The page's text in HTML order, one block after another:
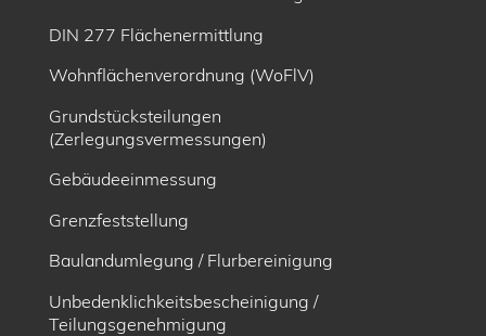
DIN 277 Flächenermittlung
Wohnflächenverordnung (WoFlV)
Grundstücksteilungen
(Zerlegungsvermessungen)
Gebäudeeinmessung
Grenzfeststellung
Baulandumlegung / Flurbereinigung
Unbedenklichkeitsbescheinigung /
Teilungsgenehmigung